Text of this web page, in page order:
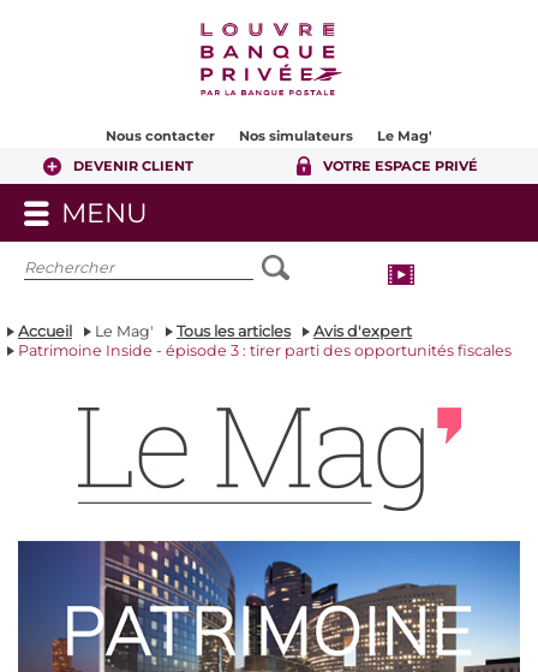
Nous contacter Nos simulateurs
Le Mag'
DEVENIR CLIENT
VOTRE ESPACE PRIVÉ
MENU
LE
MENU
Accueil Le Mag' Tous les articles
Avis d'expert
Patrimoine Inside - épisode 3 : tirer parti des opportunités fiscales